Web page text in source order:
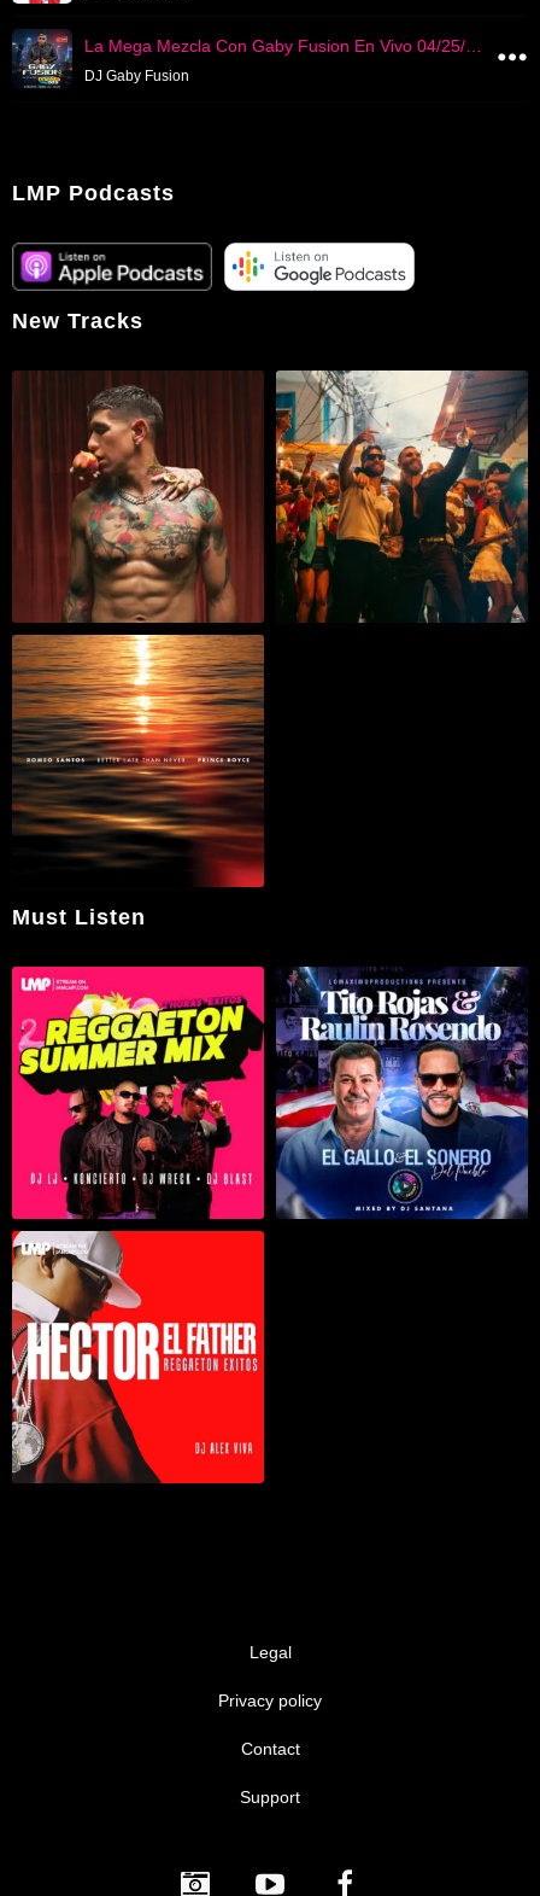
DJ Gaby Fusion
LMP Podcasts
New Tracks
Must Listen
Legal
Privacy policy
Contact
Support